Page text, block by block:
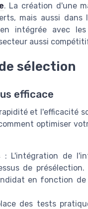
. La création d'une
mais aussi
intégrée avec
aussi
sélection
efficace
et l'efficacité
optimiser
: L'intégration de
de
en fonction
des tests